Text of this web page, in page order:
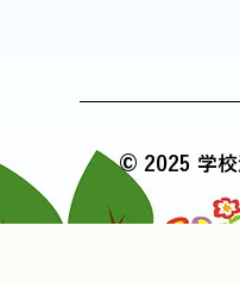
© 2025 学校